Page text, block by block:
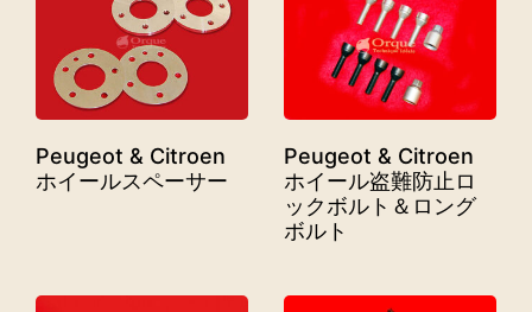
Peugeot & Citroen
ホイールスペーサー
Peugeot & Citroen
ホイール盗難防止ロ
ックボルト＆ロング
ボルト